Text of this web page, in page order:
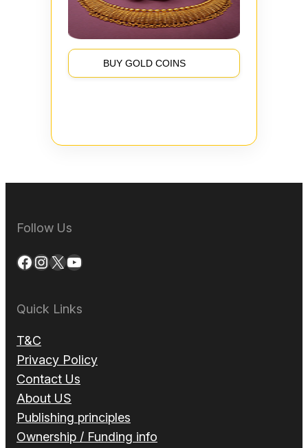
BUY GOLD COINS
Follow Us
Facebook InstagramX YouTube
Quick Links
T&C
Privacy Policy
Contact Us
About US
Publishing principles
Ownership / Funding info